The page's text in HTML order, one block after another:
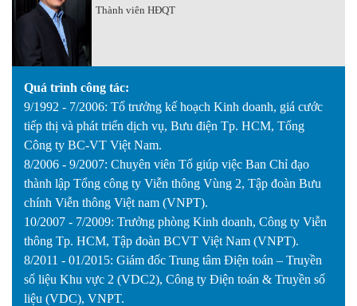
Thành viên HĐQT
Quá trình công tác:
9/1992 - 7/2006: Tổ trưởng kế hoạch Kinh doanh, giá cước
tiếp thị và phát triển dịch vụ, Bưu điện Tp. HCM, Tổng
Công ty BC-VT Việt Nam.
8/2006 - 9/2007: Chuyên viên Tổ giúp việc Ban Chỉ đạo
thành lập Tổng công ty Viễn thông Vùng 2, Tập đoàn Bưu
chính Viễn thông Việt nam (VNPT).
10/2007 - 7/2009: Trưởng phòng Kinh doanh, Công ty Viễn
thông Tp. HCM, Tập đoàn BCVT Việt Nam (VNPT).
8/2011 - 01/2015: Giám đốc Trung tâm Điện toán – Truyền
số liệu Khu vực 2 (VDC2), Công ty Điện toán & Truyền số
liệu (VDC), VNPT.